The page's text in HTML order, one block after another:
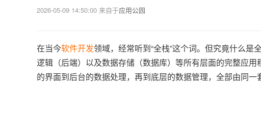
2026-05-09 14:50:00 来自于应用公园
在当今软件开发领域，经常听到“全栈”这个词。但究竟什么
逻辑（后端）以及数据存储（数据库）等所有层面的完整应
的界面到后台的数据处理，再到底层的数据管理，全部由同一